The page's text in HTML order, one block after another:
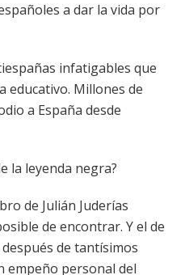
a dar la vida por
infatigables que
educativo. Millones de
a España desde
la leyenda negra?
de Julián Juderías
de encontrar. Y el de
de tantísimos
empeño personal del